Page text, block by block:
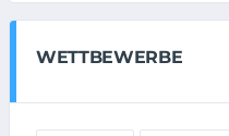
WETTBEWERBE